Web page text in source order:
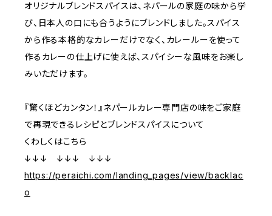
オリジナルブレンドスパイスは、ネパールの家庭の味から学
び、日本人の口にも合うようにブレンドしました。スパイス
から作る本格的なカレーだけでなく、カレールーを使って
作るカレーの仕上げに使えば、スパイシーな風味をお楽し
みいただけます。
『驚くほどカンタン！』ネパールカレー専門店の味をご家庭
で再現できるレシピとブレンドスパイスについて
くわしくはこちら
↓↓↓ ↓↓↓ ↓↓↓
https://peraichi.com/landing_pages/view/backlac
o